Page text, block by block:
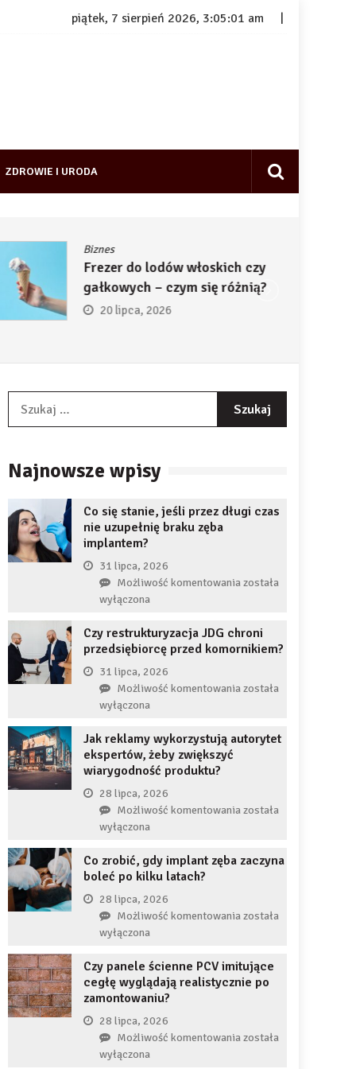
piątek, 7 sierpień 2026, 3:05:02 am
ZDROWIE I URODA
Biznes
Frezer do lodów włoskich czy
gałkowych – czym się różnią?
20 lipca, 2026
Najnowsze wpisy
Co się stanie, jeśli przez długi czas
nie uzupełnię braku zęba
implantem?
31 lipca, 2026
Możliwość komentowaniaCo
jeśli
przez
czas
braku
zęba
została
wyłączona
Czy restrukturyzacja JDG chroni
przedsiębiorcę przed komornikiem?
31 lipca, 2026
Możliwość komentowaniaCzy
chroni
została
wyłączona
Jak reklamy wykorzystują autorytet
ekspertów, żeby zwiększyć
wiarygodność produktu?
28 lipca, 2026
Możliwość komentowaniaJak
autorytet
zwiększyć
została
wyłączona
Co zrobić, gdy implant zęba zaczyna
boleć po kilku latach?
28 lipca, 2026
Możliwość komentowaniaCo
implant
zęba
została
wyłączona
Czy panele ścienne PCV imitujące
cegłę wyglądają realistycznie po
zamontowaniu?
28 lipca, 2026
Możliwość komentowaniaCzy
została
wyłączona